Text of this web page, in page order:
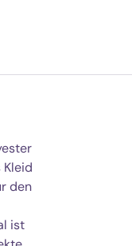
Kleid
den
ist